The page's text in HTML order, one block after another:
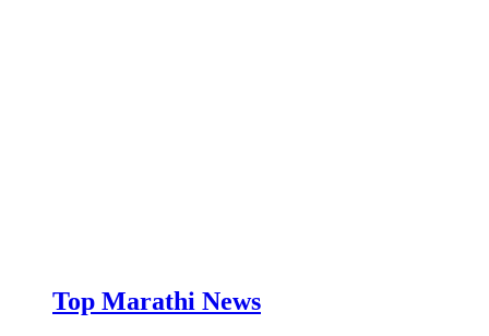
Top Marathi News